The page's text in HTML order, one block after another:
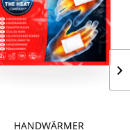
HANDWÄRMER